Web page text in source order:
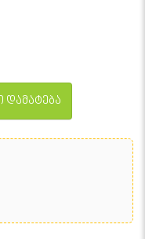
დამატება